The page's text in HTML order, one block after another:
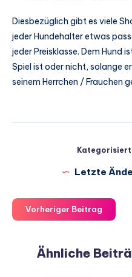
Diesbezüglich gibt es viele
jeder Hundehalter etwas
jeder Preisklasse. Dem Hund
Spiel ist oder nicht, solange
seinem Herrchen / Frauchen
Letzte
Vorheriger Beitrag
Ähnliche